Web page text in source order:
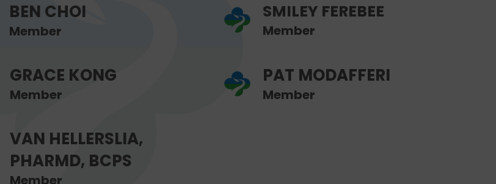
BEN CHOI
Member
SMILEY FEREBEE
Member
GRACE KONG
Member
PAT MODAFFERI
Member
VAN HELLERSLIA,
PHARMD, BCPS
Member